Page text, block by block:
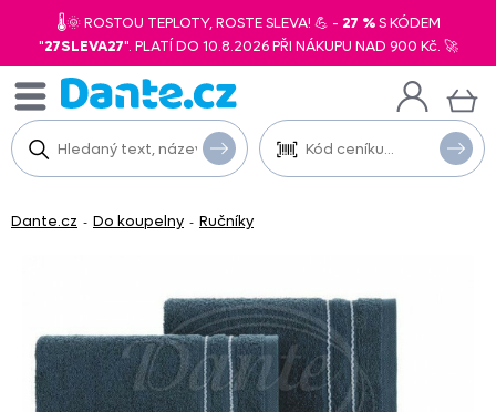
🌡️🌞 ROSTOU TEPLOTY, ROSTE SLEVA! 💪 - 27 %S KÓDEM
"27SLEVA27". PLATÍ DO 10.8.2026 PŘI NÁKUPU NAD 900 Kč. 🚀
Dante.cz - Do koupelny - Ručníky